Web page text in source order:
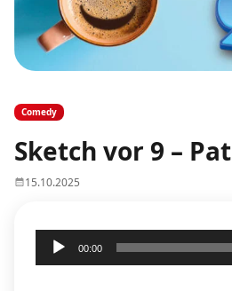
Comedy
Sketch vor 9 –
15.10.2025
Audio-
Player
00:00